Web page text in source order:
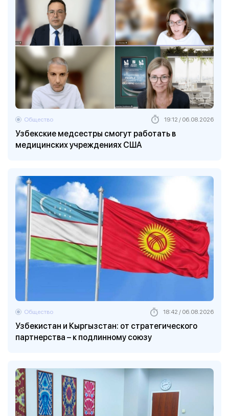
Узбекские медсестры смогут работать в
медицинских учреждениях США
Общество 19:12 / 06.08.2026
Узбекистан и Кыргызстан: от стратегического
партнерства – к подлинному союзу
Общество 18:42 / 06.08.2026